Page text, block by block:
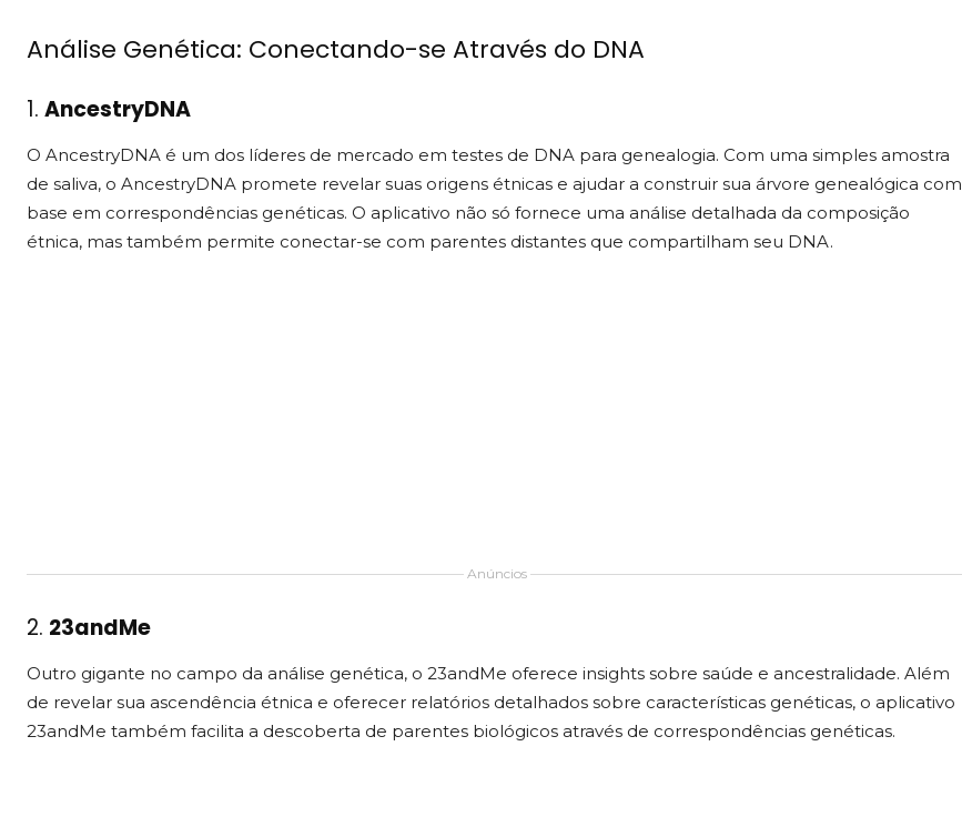
Análise Genética: Conectando-se Através do DNA
1. AncestryDNA
O AncestryDNA é um dos líderes de mercado em testes de DNA para genealogia. Com uma simples amostra
de saliva, o AncestryDNA promete revelar suas origens étnicas e ajudar a construir sua árvore genealógica com
base em correspondências genéticas. O aplicativo não só fornece uma análise detalhada da composição
étnica, mas também permite conectar-se com parentes distantes que compartilham seu DNA.
Anúncios
2. 23andMe
Outro gigante no campo da análise genética, o 23andMe oferece insights sobre saúde e ancestralidade. Além
de revelar sua ascendência étnica e oferecer relatórios detalhados sobre características genéticas, o aplicativo
23andMe também facilita a descoberta de parentes biológicos através de correspondências genéticas.